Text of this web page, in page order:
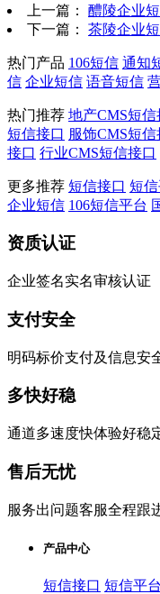
上一篇： 醴陵企业
下一篇： 茶陵企业
热门产品 106短信 通知
信 企业短信 语音短信
热门推荐 地产CMS短信
短信接口 服饰CMS短信
接口 行业CMS短信接口
更多推荐 短信接口 短
企业短信 106短信平台
资质认证
企业签名实名审核认证
支付安全
明码标价支付及信息安
多快好稳
通道多速度快体验好稳
售后无忧
服务出问题客服全程跟
产品中心
短信接口 短信平台